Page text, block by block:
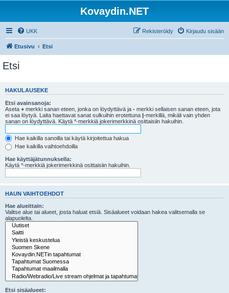
Kovaydin.NET
UKK Kirjaudu sisään
Rekisteröidy
Etusivu Etsi
Etsi
HAKULAUSEKE
Etsi avainsanoja:
Aseta + merkki sanan eteen, jonka on löydyttävä ja - merkki sellaisen sanan eteen, jota
ei saa löytyä. Laita haettavat sanat sulkuihin erotettuna |-merkillä, mikäli vain yhden
sanan on löydyttävä. Käytä *-merkkiä jokerimerkkinä osittaisiin hakuihin.
Hae kaikilla sanoilla tai käytä kirjoitettua hakua
Hae kaikilla vaihtoehdoilla
Hae käyttäjätunnuksella:
Käytä *-merkkiä jokerimerkkinä osittaisiin hakuihin.
HAUN VAIHTOEHDOT
Hae alueittain:
Valitse alue tai alueet, josta haluat etsiä. Sisäalueet voidaan hakea valitsemalla se
alapuolelta.
Etsi sisäalueet: